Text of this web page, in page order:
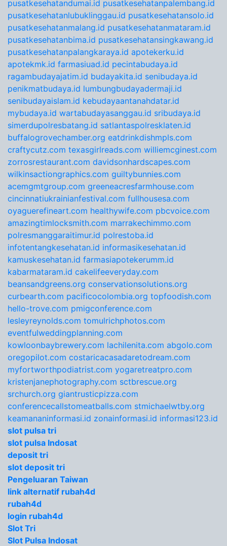
pusatkesehatandumai.id pusatkesehatanpalembang.id
pusatkesehatanlubuklinggau.id pusatkesehatansolo.id
pusatkesehatanmalang.id pusatkesehatanmataram.id
pusatkesehatanbima.id pusatkesehatansingkawang.id
pusatkesehatanpalangkaraya.id apotekerku.id
apotekmk.id farmasiuad.id pecintabudaya.id
ragambudayajatim.id budayakita.id senibudaya.id
penikmatbudaya.id lumbungbudayadermaji.id
senibudayaislam.id kebudayaantanahdatar.id
mybudaya.id wartabudayasanggau.id sribudaya.id
simerdupolresbatang.id satlantaspolresklaten.id
buffalogrovechamber.org eatdrinkdishmpls.com
craftycutz.com texasgirlreads.com williemcginest.com
zorrosrestaurant.com davidsonhardscapes.com
wilkinsactiongraphics.com guiltybunnies.com
acemgmtgroup.com greeneacresfarmhouse.com
cincinnatiukrainianfestival.com fullhousesa.com
oyaguerefineart.com healthywife.com pbcvoice.com
amazingtimlocksmith.com marrakechimmo.com
polresmanggaraitimur.id polrestoba.id
infotentangkesehatan.id informasikesehatan.id
kamuskesehatan.id farmasiapotekerumm.id
kabarmataram.id cakelifeeveryday.com
beansandgreens.org conservationsolutions.org
curbearth.com pacificocolombia.org topfoodish.com
hello-trove.com pmigconference.com
lesleyreynolds.com tomulrichphotos.com
eventfulweddingplanning.com
kowloonbaybrewery.com lachilenita.com abgolo.com
oregopilot.com costaricacasadaretodream.com
myfortworthpodiatrist.com yogaretreatpro.com
kristenjanephotography.com sctbrescue.org
srchurch.org giantrusticpizza.com
conferencecallstomeatballs.com stmichaelwtby.org
keamananinformasi.id zonainformasi.id informasi123.id
slot pulsa tri
slot pulsa Indosat
deposit tri
slot deposit tri
Pengeluaran Taiwan
link alternatif rubah4d
rubah4d
login rubah4d
Slot Tri
Slot Pulsa Indosat